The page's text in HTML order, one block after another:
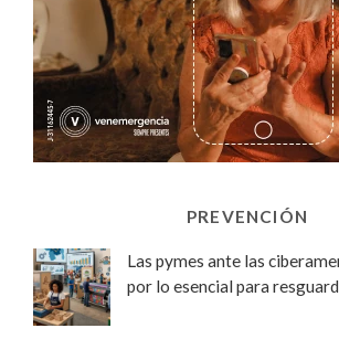
PREVENCIÓN
Las pymes ante las
por lo esencial para